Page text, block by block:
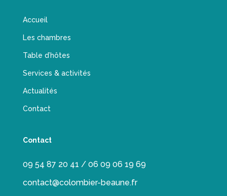
Accueil
Les chambres
Table d’hôtes
Services & activités
Actualités
Contact
Contact
09 54 87 20 41 / 06 09 06 19 69
contact@colombier-beaune.fr